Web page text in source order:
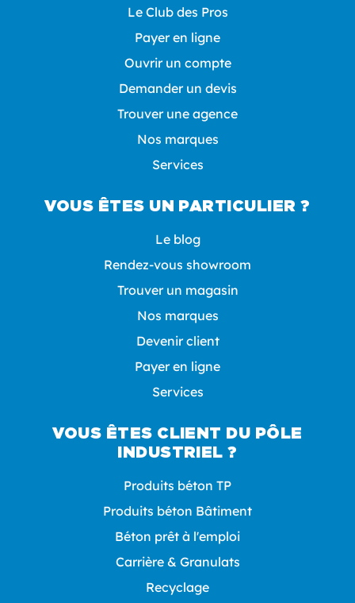
Le Club des Pros
Payer en ligne
Ouvrir un compte
Demander un devis
Trouver une agence
Nos marques
Services
VOUS ÊTES UN PARTICULIER ?
Le blog
Rendez-vous showroom
Trouver un magasin
Nos marques
Devenir client
Payer en ligne
Services
VOUS ÊTES CLIENT DU PÔLE
INDUSTRIEL ?
Produits béton TP
Produits béton Bâtiment
Béton prêt à l'emploi
Carrière & Granulats
Recyclage